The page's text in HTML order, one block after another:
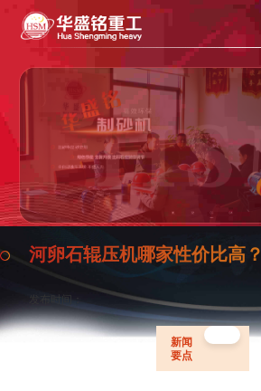
河卵石辊压机哪家性价比高？
发布时间：
新闻
要点